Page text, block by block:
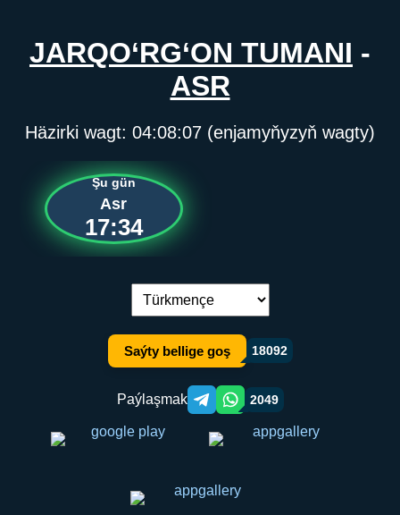
JARQO‘RG‘ON TUMANI -
ASR
Häzirki wagt: 04:08:07 (enjamyňyzyň wagty)
Şu gün
Asr
17:34
Dil çalşyryş:
Saýty bellige goş 18092
Paýlaşmak Telegram orqali ulashish
WhatsApp orqali ulashish
2049